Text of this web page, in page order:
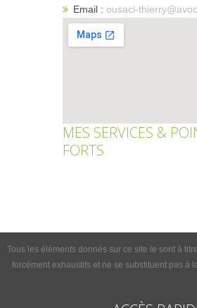
Email : ousaci-
MES SERVICES &
FORTS
Tous les éléments donnés sur ce site le sont à
forcément exhaustifs et ne se substituent pas à